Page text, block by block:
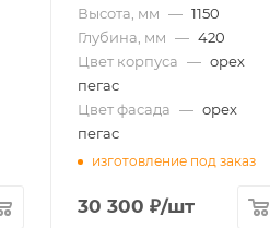
Высота, мм — 1150
Глубина, мм — 420
Цвет корпуса — орех
пегас
Цвет фасада — орех
пегас
изготовление под заказ
30 300 ₽/шт